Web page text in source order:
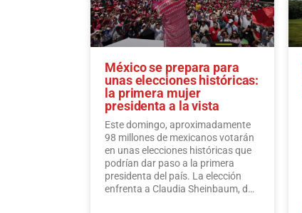
México se prepara para
unas elecciones históricas:
la primera mujer
presidenta a la vista
Este domingo, aproximadamente
98 millones de mexicanos votarán
en unas elecciones históricas que
podrían dar paso a la primera
presidenta del país. La elección
enfrenta a Claudia Sheinbaum, de